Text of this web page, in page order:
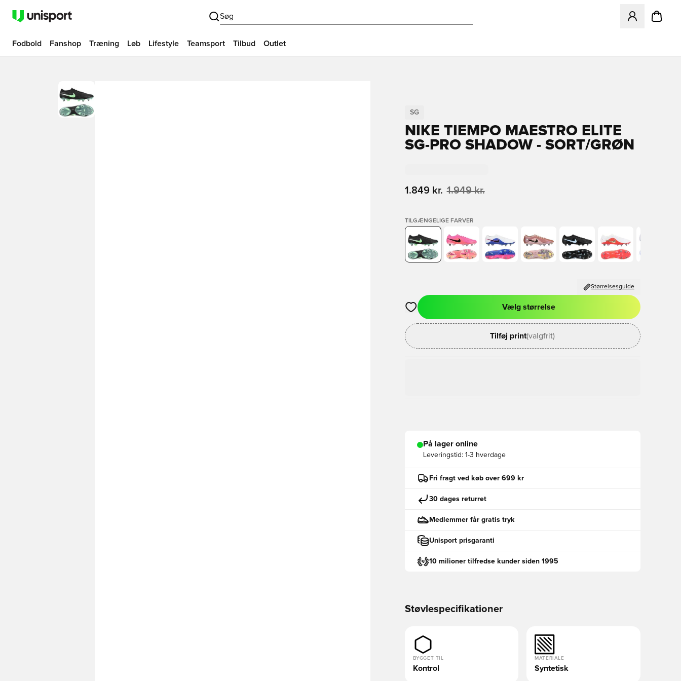
Søg
Åbner en
Fodbold Fanshop Træning Løb Lifestyle Teamsport Tilbud Outlet
SG
NIKE TIEMPO MAESTRO ELITE
SG-PRO SHADOW - SORT/GRØN
1.849 kr. 1.949 kr.
TILGÆNGELIGE FARVER
Størrelsesguide
Åbner en Modal til at logge ind eller tilmelde dig som medlem
Vælg størrelse
Tilføj print(valgfrit)
På lager online
Leveringstid: 1-3 hverdage
Fri fragt ved køb over 699 kr
30 dages returret
Medlemmer får gratis tryk
Unisport prisgaranti
10 milioner tilfredse kunder siden 1995
Støvlespecifikationer
BYGGET TIL
Kontrol
MATERIALE
Syntetisk